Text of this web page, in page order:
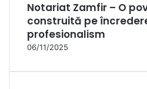
Notariat Zamfir – O
construită pe
profesionalism
06/11/2025